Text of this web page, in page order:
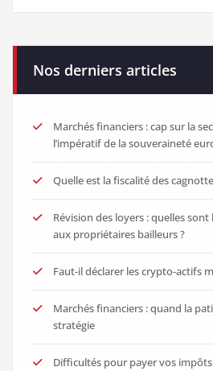
Nos derniers articles
Marchés financiers : cap sur la
l’impératif de la souveraineté
Quelle est la fiscalité des
Révision des loyers : quelles sont
aux propriétaires bailleurs ?
Faut-il déclarer les crypto-actifs
Marchés financiers : quand la
stratégie
Difficultés pour payer vos